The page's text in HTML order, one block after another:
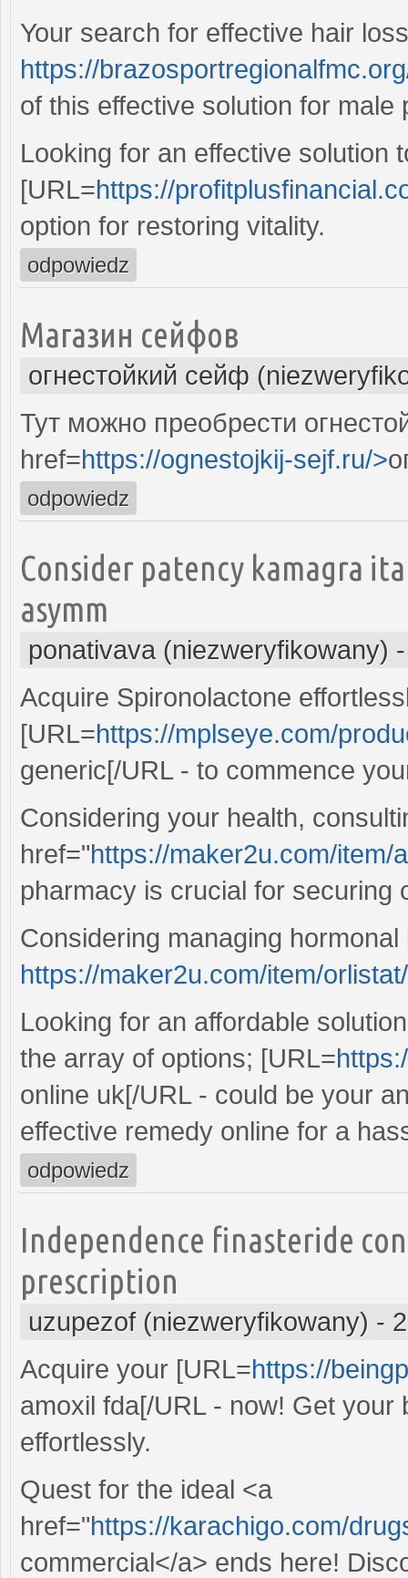
Your search for effective hair
https://
of this effective solution for male
Looking for an effective solution
[URL=https://
option for restoring vitality.
odpowiedz
Магазин сейфов
огнестойкий сейф
Тут можно преобрести
href=https://ognestojkij-sejf.ru/>
odpowiedz
Consider patency kamagra
asymm
ponativava (niezweryfikowany)
Acquire Spironolactone
[URL=https://mplseye.com/
generic[/URL - to commence
Considering your health,
href="https://maker2u.com/item/
pharmacy is crucial for securing
Considering managing
https://maker2u.com/item/orlistat/
Looking for an affordable
the array of options; [URL=
online uk[/URL - could be your
effective remedy online for a
odpowiedz
Independence finasteride
prescription
uzupezof (niezweryfikowany) -
Acquire your [URL=https://
amoxil fda[/URL - now! Get
effortlessly.
Quest for the ideal <a
href="https://karachigo.com/
commercial</a> ends here!